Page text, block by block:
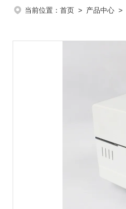
当前位置： 首页 > 产品中心 >